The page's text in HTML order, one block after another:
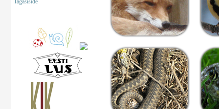
Tagasiside